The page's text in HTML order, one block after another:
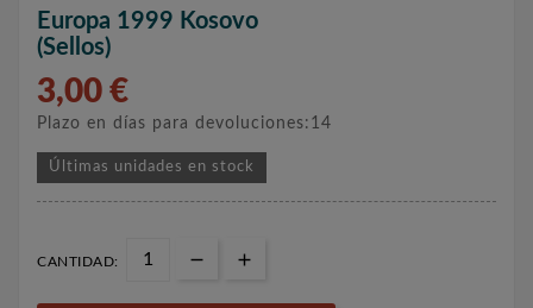
Europa 1999 Kosovo
(sellos)
3,00 €
Plazo en días para devoluciones:14
Últimas unidades en stock
CANTIDAD: